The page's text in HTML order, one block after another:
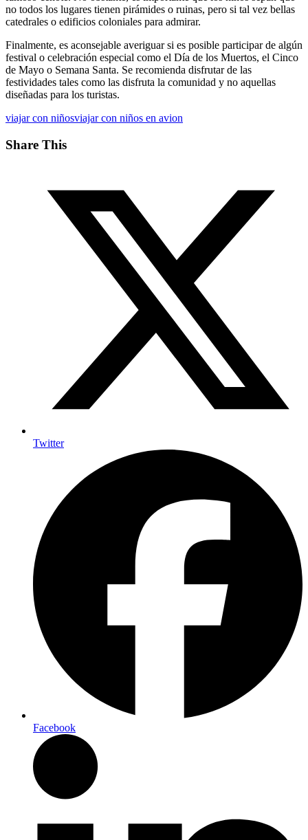
no todos los lugares tienen pirámides o ruinas, pero si tal vez bellas
catedrales o edificios coloniales para admirar.
Finalmente, es aconsejable averiguar si es posible participar de algún
festival o celebración especial como el Día de los Muertos, el Cinco
de Mayo o Semana Santa. Se recomienda disfrutar de las
festividades tales como las disfruta la comunidad y no aquellas
diseñadas para los turistas.
viajar con niñosviajar con niños en avion
Share This
Twitter
Facebook